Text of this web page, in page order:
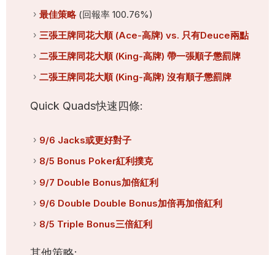
最佳策略 (回報率 100.76%)
三張王牌同花大順 (Ace-高牌) vs. 只有Deuce兩點
二張王牌同花大順 (King-高牌) 帶一張順子懲罰牌
二張王牌同花大順 (King-高牌) 沒有順子懲罰牌
Quick Quads快速四條:
9/6 Jacks或更好對子
8/5 Bonus Poker紅利撲克
9/7 Double Bonus加倍紅利
9/6 Double Double Bonus加倍再加倍紅利
8/5 Triple Bonus三倍紅利